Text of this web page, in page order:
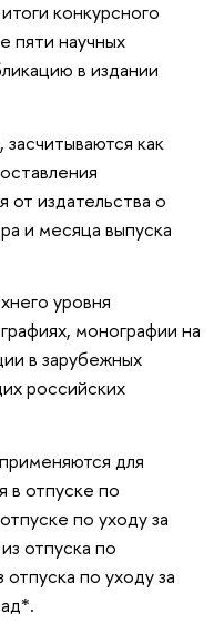
конкурсного
пяти научных
в издании
как
издательства о
и месяца выпуска
уровня
монографии на
в зарубежных
российских
для
в отпуске по
по уходу за
отпуска по
по уходу за